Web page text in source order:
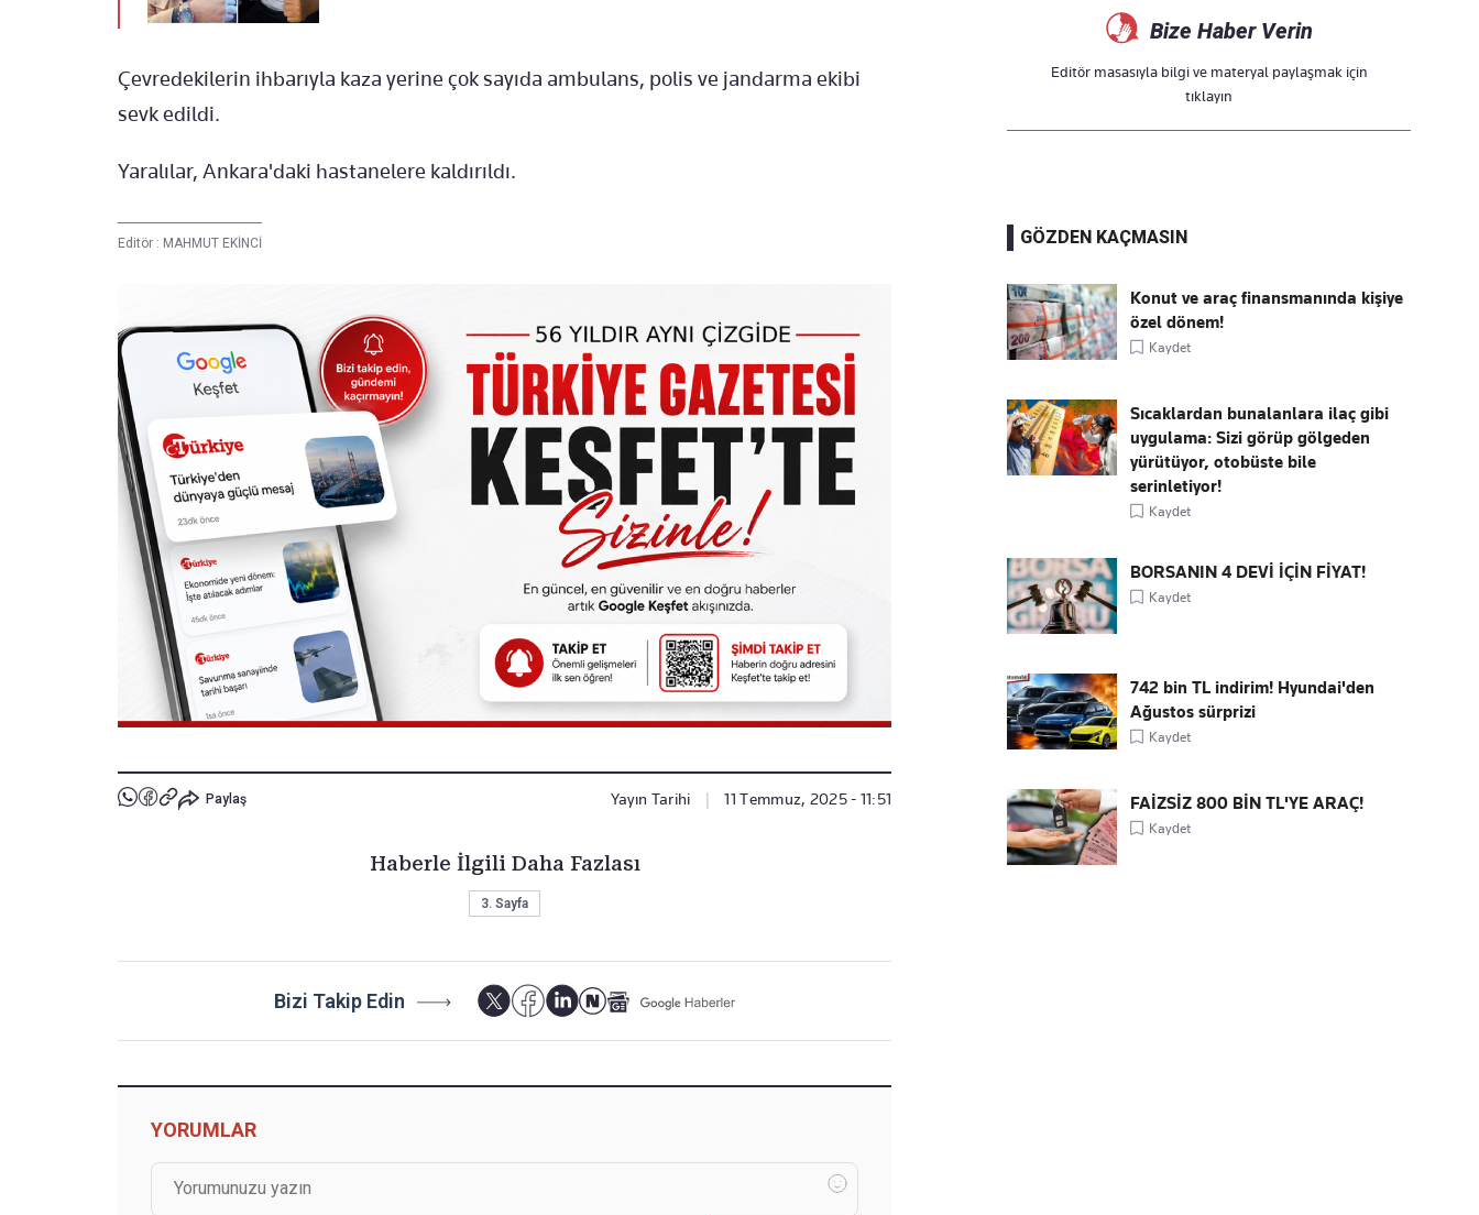
Çevredekilerin ihbarıyla kaza yerine çok sayıda ambulans, polis ve jandarma ekibi
sevk edildi.
Yaralılar, Ankara'daki hastanelere kaldırıldı.
Editör : MAHMUT EKİNCİ
Paylaş Yayın Tarihi 11 Temmuz, 2025 - 11:51
Haberle İlgili Daha Fazlası
3. Sayfa
Bizi Takip Edin
YORUMLAR
Bize Haber Verin
Editör masasıyla bilgi ve materyal paylaşmak için
tıklayın
GÖZDEN KAÇMASIN
Konut ve araç finansmanında kişiye
özel dönem!
Kaydet
Sıcaklardan bunalanlara ilaç gibi
uygulama: Sizi görüp gölgeden
yürütüyor, otobüste bile
serinletiyor!
Kaydet
BORSANIN 4 DEVİ İÇİN FİYAT!
Kaydet
742 bin TL indirim! Hyundai'den
Ağustos sürprizi
Kaydet
FAİZSİZ 800 BİN TL'YE ARAÇ!
Kaydet